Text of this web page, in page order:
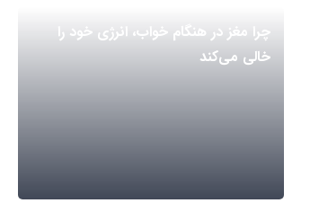
چرا مغز در هنگام خواب، انرژی خود را
خالی می‌کند